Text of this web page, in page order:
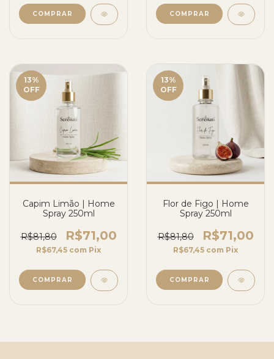
13%
OFF
Capim Limão | Home
Spray 250ml
R$81,80 R$71,00
R$67,45 com Pix
13%
OFF
Flor de Figo | Home
Spray 250ml
R$81,80 R$71,00
R$67,45 com Pix